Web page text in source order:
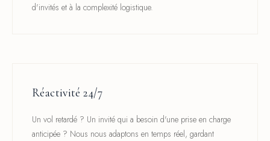
d'invités et à la complexité logistique.
Réactivité 24/7
Un vol retardé ? Un invité qui a besoin d'une prise en charge
anticipée ? Nous nous adaptons en temps réel, gardant